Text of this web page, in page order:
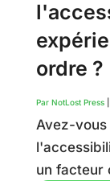
ordre ?
Par NotLost Press|
Avez-
un facteur